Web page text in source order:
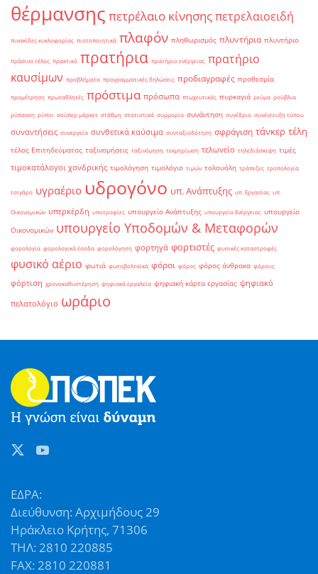
θέρμανσης πετρέλαιο κίνησηςπετρελαιοειδή
πινακίδες κυκλοφορίας πιστοποιητικά πλαφόν πληθωρισμός πλυντήρια πλυντήριο
πράσινο τέλος πρακτικό πρατήρια πρατήριο ενέργειας πρατήριο
καυσίμων προβλήματα προγραμματικές δηλώσεις προδιαγραφές προθεσμία
προμέτρηση πρωταθλητές πρόστιμα πρόσωπα πτωχευτικός πυρκαγιά ρεύμα ρούβλια
ρύπανση ρύποι σούπερ μάρκετ στάθμη στατιστικά συμμορία συνάντηση συνέδριο συνέντευξη τύπου
συναντήσεις συνεργεία συνθετικά καύσιμα συνταξιοδότηση σφράγιση τάνκερ τέλη
τέλος Επιτηδεύματος ταξινομήσεις ταξινόμηση τεκμηρίωση τελωνείο τηλεδιάσκεψη τιμές
τιμοκατάλογοι χονδρικής τιμολόγηση τιμολόγιο τιμών τολουόλη τράπεζες τροπολογία
τσιγάρο υγραέριο υδρογόνο υπ. Ανάπτυξης υπ. Εργασίας υπ.
Οικονομικών υπερκέρδη υποτροφίες υπουργείο Ανάπτυξης υπουργείο Ενέργειας υπουργείο
Οικονομικών υπουργείο Υποδομών & Μεταφορών
φορολογία φορολογικά έσοδα φορολόγηση φορτηγά φορτιστές φυσικές καταστροφές
φυσικό αέριο φωτιά φωτοβολταϊκά φόροι φόρος φόρος άνθρακα φόρους
φόρτιση χρονοκαθυστέρηση ψηφιακά εργαλεία ψηφιακή κάρτα εργασίας ψηφιακό
πελατολόγιο ωράριο
ΕΔΡΑ:
Διεύθυνση: Αρχιμήδους 29
Ηράκλειο Κρήτης, 71306
ΤΗΛ: 2810 220885
FAX: 2810 220881